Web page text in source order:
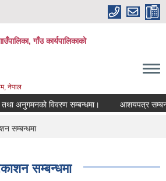
गाँउ कार्यपालिकाको
नेपाल
अनुगमनको विवरण सम्बन्धमा। आशयपत्र सम्बन्धी
सम्बन्धमा
सम्बन्धमा